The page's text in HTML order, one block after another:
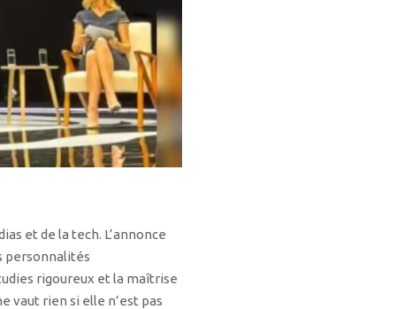
et de la tech. L’annonce
personnalités
rigoureux et la maîtrise
vaut rien si elle n’est pas